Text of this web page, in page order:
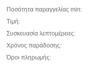
Ποσότητα παραγγελίας min:
Τιμή:
Συσκευασία λεπτομέρειες:
Χρόνος παράδοσης:
Όροι πληρωμής: